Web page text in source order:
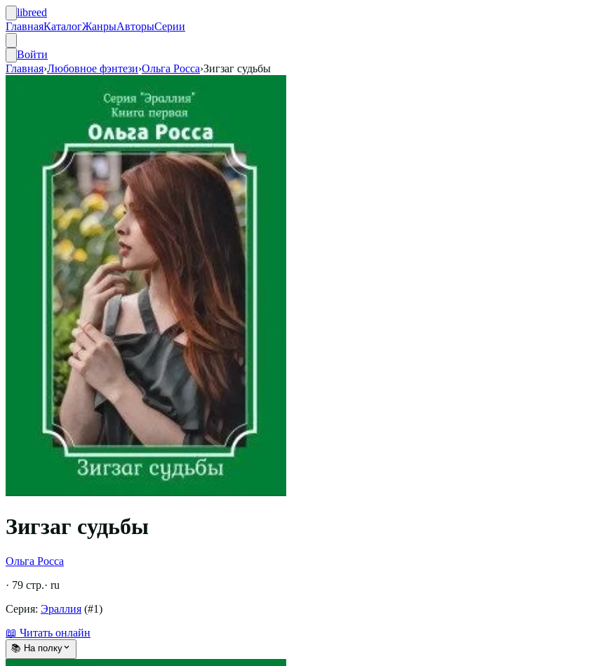
libreed
ГлавнаяКаталогЖанрыАвторыСерии
Войти
Главная›Любовное фэнтези›Ольга Росса›Зигзаг судьбы
Зигзаг судьбы
Ольга Росса
· 79 стр.· ru
Серия: Эраллия (#1)
📖 Читать онлайн
📚 На полку